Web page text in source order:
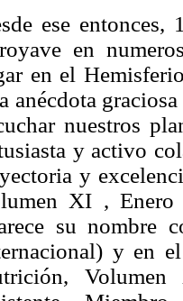
ese
en
en el
anécdota
nuestros
y activo
y
XI , Enero
su nombre
y en